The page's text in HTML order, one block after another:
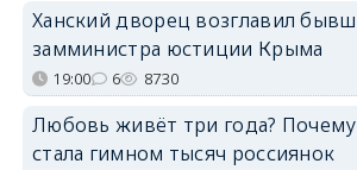
Ханский дворец возглавил
замминистра юстиции Крыма
19:00 6 8730
Любовь живёт три года?
стала гимном тысяч россиянок